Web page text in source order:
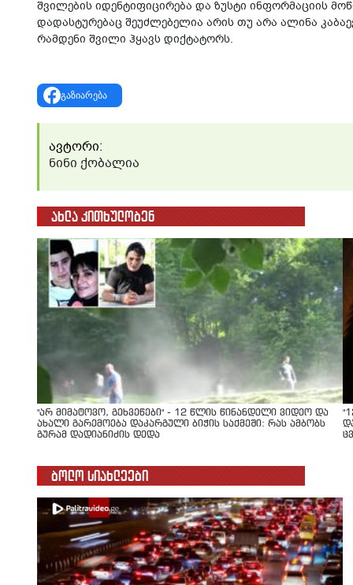
შვილების იდენტიფიცირება და ზუსტი ინფორმაციის
დადასტურებაც შეუძლებელია არის თუ არა ალინა
რამდენი შვილი ჰყავს დიქტატორს.
გაზიარება
ავტორი:
ნინი ქობალია
ახლა კითხულობენ
"არ მიმატოვო, გეხვეწები" - 12 წლის წინანდელი ვიდეო და
ახალი გარემოება დაკარგული ბიჭის საქმეში: რას ამბობს
გურამ დადიანიძის დედა
ბოლო სიახლეები